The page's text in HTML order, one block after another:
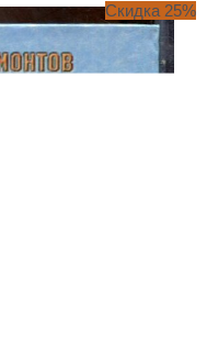
Скидка 25%